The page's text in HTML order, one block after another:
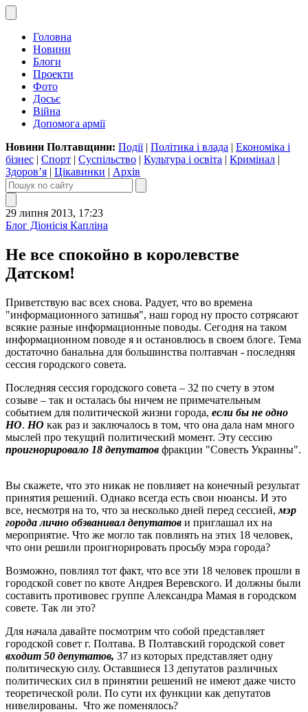
Головна
Новини
Блоги
Проекти
Фото
Досьє
Війна
Допомога армії
Новини Полтавщини: Події| Політика і влада | Економіка і
бізнес | Спорт | Суспільство | Культура і освіта | Кримінал |
Здоров’я | Цікавинки | Архів
29 липня 2013, 17:23
Блог Діонісія Капліна
Не все спокойно в королевстве
Датском!
Приветствую вас всех снова. Радует, что во времена
"информационного затишья", наш город ну просто сотрясают
всякие разные информационные поводы. Сегодня на таком
информационном поводе я и остановлюсь в своем блоге. Тема
достаточно банальна для большинства полтавчан - последняя
сессия городского совета.
Последняя сессия городского совета – 32 по счету в этом
созыве – так и осталась бы ничем не примечательным
событием для политической жизни города, если бы не одно
НО. НО как раз и заключалось в том, что она дала нам много
мыслей про текущий политический момент. Эту сессию
проигнорировало 18 депутатов фракции "Совесть Украины".
Вы скажете, что это никак не повлияет на конечный результат
принятия решений. Однако всегда есть свои нюансы. И это
все, несмотря на то, что за несколько дней перед сессией,мэр
города лично обзванивал депутатов и приглашал их на
мероприятие. Что же могло так повлиять на этих 18 человек,
что они решили проигнорировать просьбу мэра города?
Возможно, повлиял тот факт, что все эти 18 человек прошли в
городской совет по квоте Андрея Веревского. И должны были
составить противовес группе Александра Мамая в городском
совете. Так ли это?
Для начала давайте посмотрим что собой представляет
городской совет г. Полтава. В Полтавский городской совет
входит 50 депутатов, 37 из которых представляет одну
политическую силу. Оставшиеся 13 депутатов различных
политических сил в принятии решений не имеют даже чисто
теоретической роли. По сути их функции как депутатов
нивелированы. Что же поменялось?